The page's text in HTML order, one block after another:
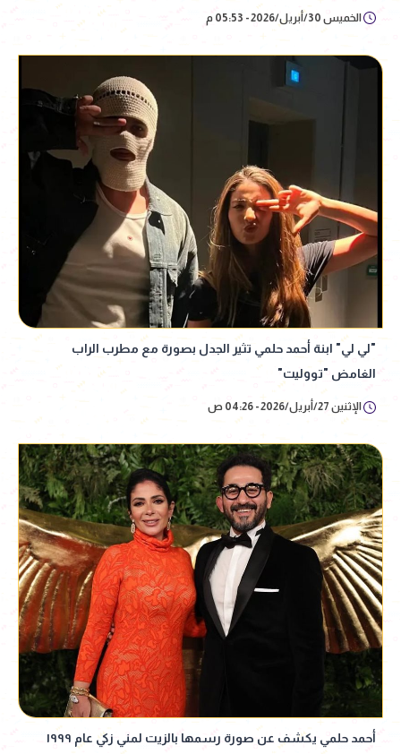
الخميس 30/أبريل/2026 - 05:53 م
"لي لي" ابنة أحمد حلمي تثير الجدل بصورة مع مطرب الراب
الغامض "تووليت"
الإثنين 27/أبريل/2026 - 04:26 ص
أحمد حلمي يكشف عن صورة رسمها بالزيت لمني زكي عام ١٩٩٩